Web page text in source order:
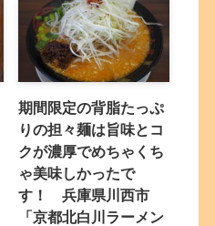
期間限定の背脂たっぷ
りの担々麺は旨味とコ
クが濃厚でめちゃくち
ゃ美味しかったで
す！ 兵庫県川西市
「京都北白川ラーメン